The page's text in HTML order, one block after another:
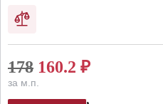
178 160.2 ₽
за м.п.